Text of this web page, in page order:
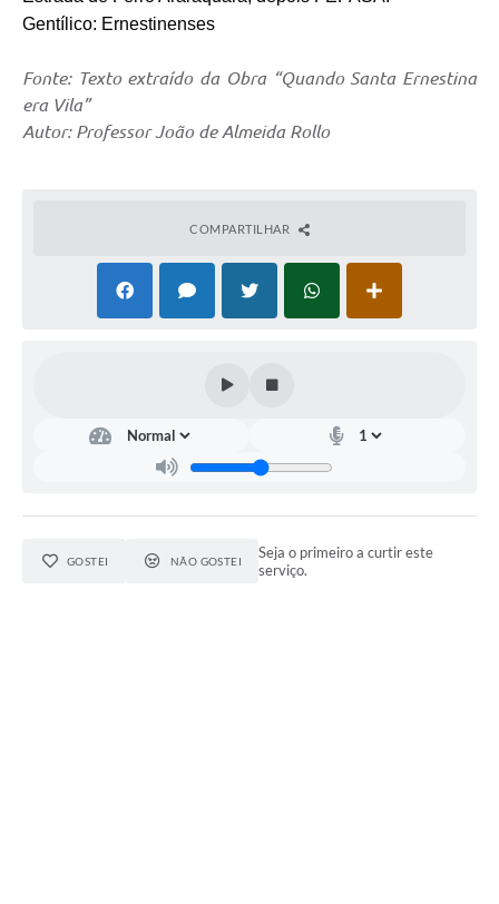
Gentílico: Ernestinenses
Fonte: Texto extraído da Obra “Quando Santa Ernestina
era Vila”
Autor: Professor João de Almeida Rollo
COMPARTILHAR
GOSTEI NÃO GOSTEI
Seja o primeiro a curtir este
serviço.